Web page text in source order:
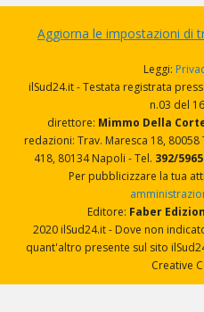
Aggiorna le impostazioni di
Leggi:
ilSud24.it - Testata registrata
n.03 del
direttore: Mimmo Della
redazioni: Trav. Maresca 18,
418, 80134 Napoli - Tel. 392/
Per pubblicizzare la tua
Editore: Faber
2020 ilSud24.it - Dove non
quant'altro presente sul sito
Creative